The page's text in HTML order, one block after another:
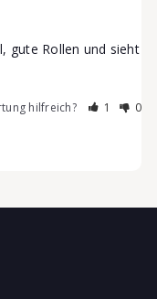
gute Rollen und sieht
hilfreich? 1 0